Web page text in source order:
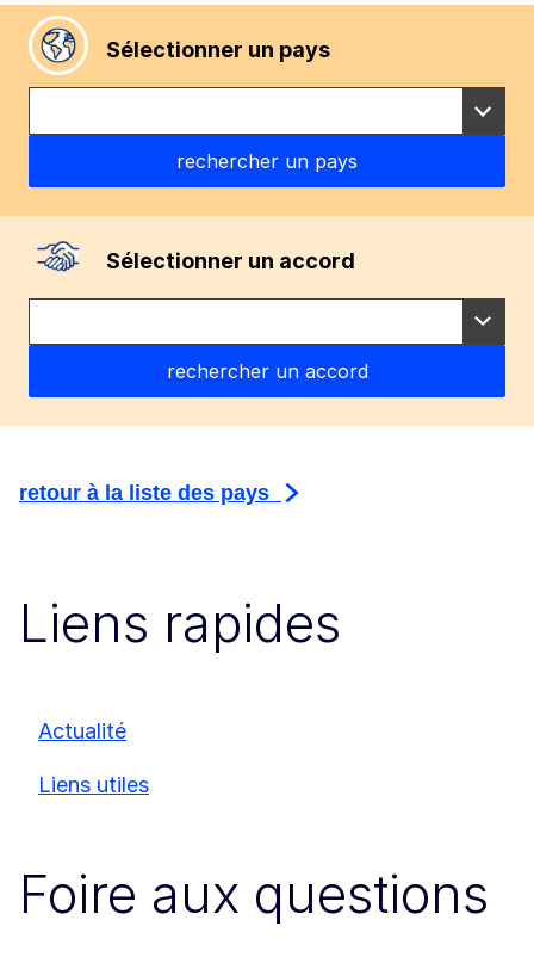
Sélectionner un pays
Sélectionner un accord
retour à la liste des pays
Liens rapides
Actualité
Liens utiles
Foire aux questions